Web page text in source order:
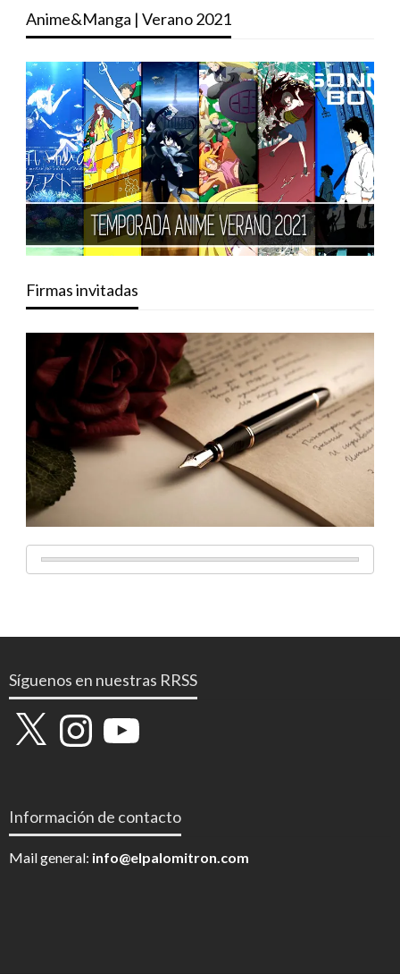
Anime&Manga | Verano 2021
Firmas invitadas
Síguenos en nuestras RRSS
X InstagramYouTube
Información de contacto
Mail general: info@elpalomitron.com